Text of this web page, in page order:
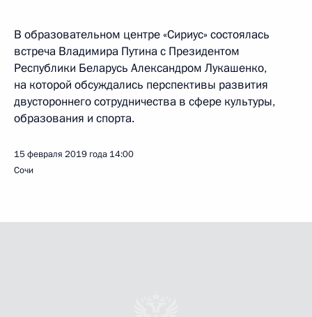
В образовательном центре «Сириус» состоялась
встреча Владимира Путина с Президентом
Республики Беларусь Александром Лукашенко,
на которой обсуждались перспективы развития
двустороннего сотрудничества в сфере культуры,
образования и спорта.
15 февраля 2019 года 14:00
Сочи